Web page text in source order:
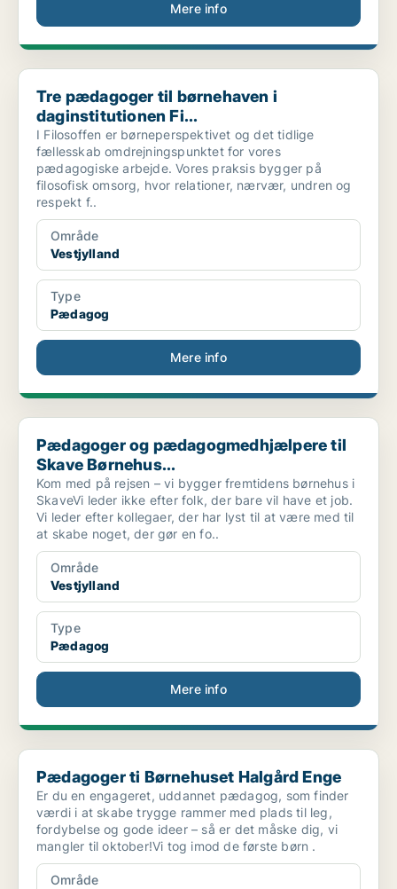
Mere info
Tre pædagoger til børnehaven i daginstitutionen Fi...
Tre pædagoger til børnehaven i
daginstitutionen Fi...
I Filosoffen er børneperspektivet og det tidlige
fællesskab omdrejningspunktet for vores
pædagogiske arbejde. Vores praksis bygger på
filosofisk omsorg, hvor relationer, nærvær, undren og
respekt f..
Område
Vestjylland
Type
Pædagog
Mere info
Pædagoger og pædagogmedhjælpere til Skave Børnehus...
Pædagoger og pædagogmedhjælpere til
Skave Børnehus...
Kom med på rejsen – vi bygger fremtidens børnehus i
SkaveVi leder ikke efter folk, der bare vil have et job.
Vi leder efter kollegaer, der har lyst til at være med til
at skabe noget, der gør en fo..
Område
Vestjylland
Type
Pædagog
Mere info
Pædagoger ti Børnehuset Halgård Enge
Pædagoger ti Børnehuset Halgård Enge
Er du en engageret, uddannet pædagog, som finder
værdi i at skabe trygge rammer med plads til leg,
fordybelse og gode ideer – så er det måske dig, vi
mangler til oktober!Vi tog imod de første børn .
Område